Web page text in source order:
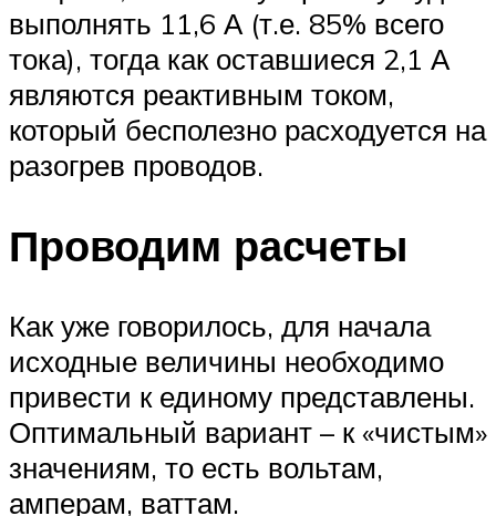
выполнять 11,6 А (т.е. 85% всего
тока), тогда как оставшиеся 2,1 А
являются реактивным током,
который бесполезно расходуется на
разогрев проводов.
Проводим расчеты
Как уже говорилось, для начала
исходные величины необходимо
привести к единому представлены.
Оптимальный вариант – к «чистым»
значениям, то есть вольтам,
амперам, ваттам.